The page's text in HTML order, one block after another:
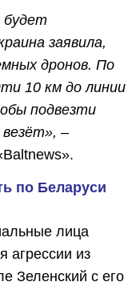
будет
заявила,
дронов. По
10 км до линии
подвезти
–
по Беларуси
лица
агрессии из
Зеленский с его